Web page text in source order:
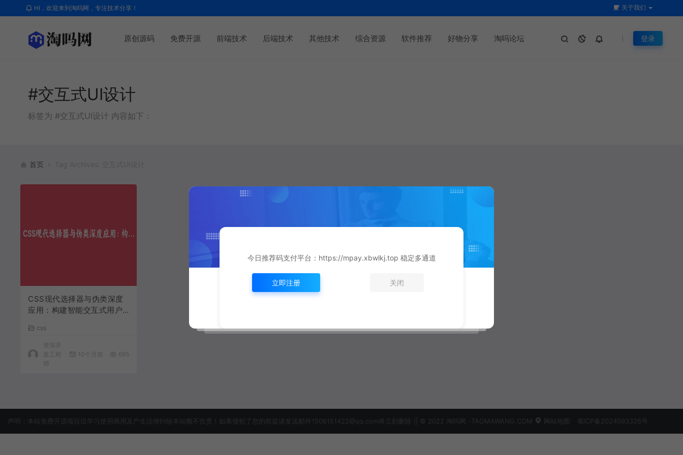
HI，欢迎来到淘吗网，专注技术分享！ 关于我们
原创源码 免费开源 前端技术 后端技术 其他技术 综合资源 软件推荐 好物分享 淘吗论坛 登录
#交互式UI设计
标签为 #交互式UI设计 内容如下：
首页
CSS现代选择器与伪类深度
应用：构建智能交互式用户
css
资深开
发工程
10个月前 685
声明：本站免费开源项目仅学习使用商用及产生法律纠纷本站概不负责！如果侵犯了您的权益请发送邮件1506151422@qq.com将立刻删除 || © 2022 淘吗网 -TAOMAWANG.COM 网站地图 蜀ICP备2024093326号
今日推荐码支付平台：https://mpay.xbwlkj.top 稳定多通道
立即注册 关闭